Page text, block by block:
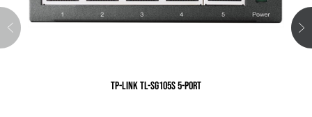
TP-LINK TL-SG105S 5-PORT